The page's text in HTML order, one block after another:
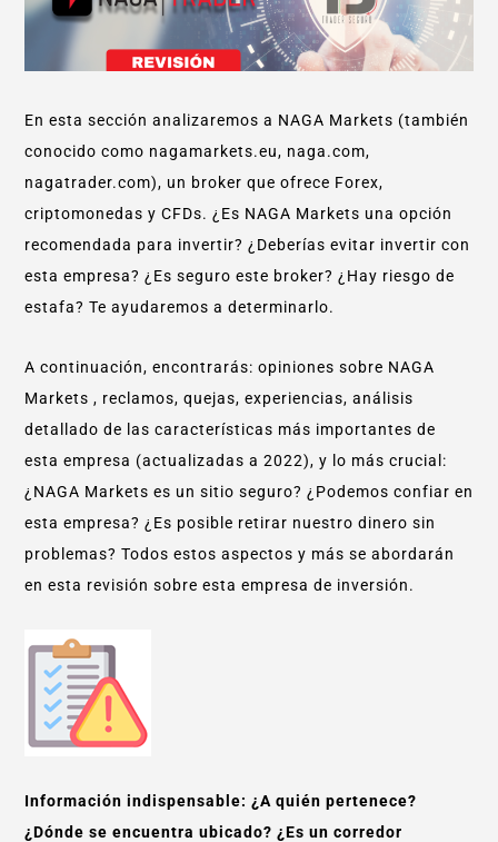
En esta sección analizaremos a NAGA Markets (también
conocido como nagamarkets.eu, naga.com,
nagatrader.com), un broker que ofrece Forex,
criptomonedas y CFDs. ¿Es NAGA Markets una opción
recomendada para invertir? ¿Deberías evitar invertir con
esta empresa? ¿Es seguro este broker? ¿Hay riesgo de
estafa? Te ayudaremos a determinarlo.
A continuación, encontrarás: opiniones sobre NAGA
Markets , reclamos, quejas, experiencias, análisis
detallado de las características más importantes de
esta empresa (actualizadas a 2022), y lo más crucial:
¿NAGA Markets es un sitio seguro? ¿Podemos confiar en
esta empresa? ¿Es posible retirar nuestro dinero sin
problemas? Todos estos aspectos y más se abordarán
en esta revisión sobre esta empresa de inversión.
Información indispensable: ¿A quién pertenece?
¿Dónde se encuentra ubicado? ¿Es un corredor